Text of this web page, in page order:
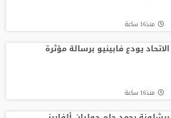
قبل أن يلمس الكرة.. بالأرقام طرابزون يحصد
ثمار التعاقد مع محمد صلاح
أغلى لاعب في تاريخ إفريقيا.. ديوماندي يترك
معسكر لايبزيغ للانضمام لريال مدريد
منذ16 ساعة
الاتحاد يودع فابينيو برسالة مؤثرة
منذ16 ساعة